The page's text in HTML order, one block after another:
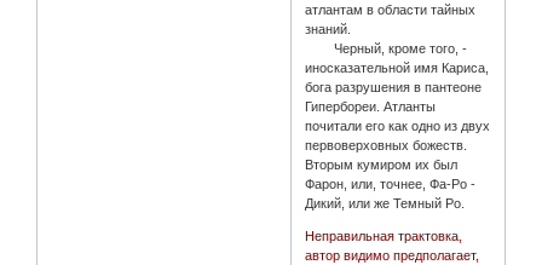
атлантам в области тайных
знаний.
Черный, кроме того, -
иносказательной имя Кариса,
бога разрушения в пантеоне
Гипербореи. Атланты
почитали его как одно из двух
первоверховных божеств.
Вторым кумиром их был
Фарон, или, точнее, Фа-Ро -
Дикий, или же Темный Ро.
Неправильная трактовка,
автор видимо предполагает,